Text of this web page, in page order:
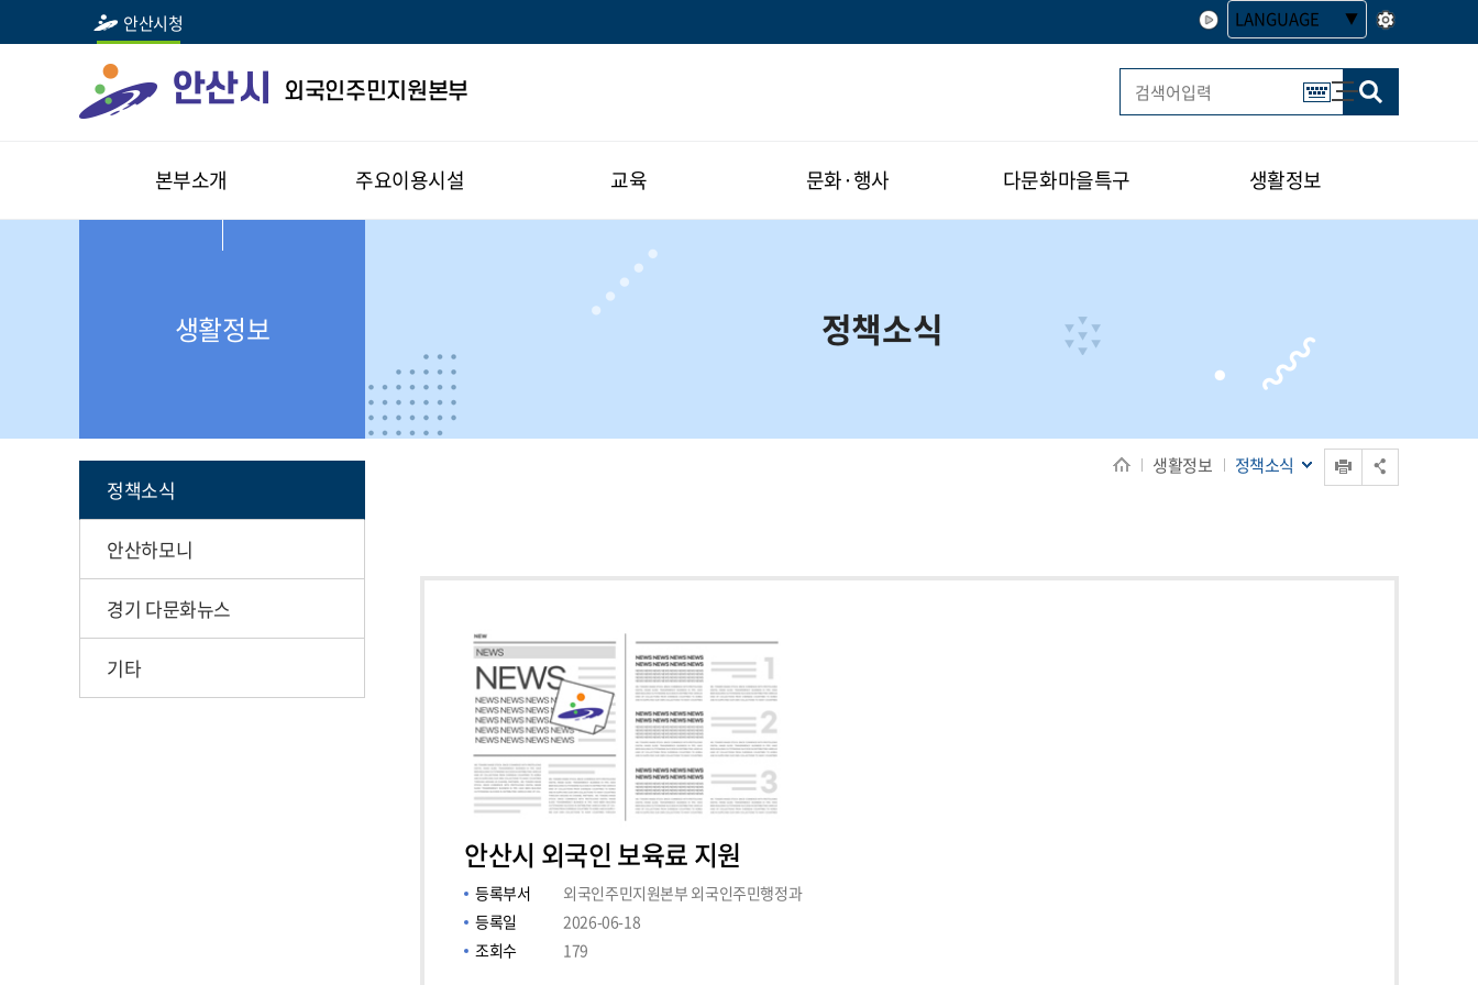
안산시청 LANGUAGE
안산시 외국인주민지원본부
본부소개 주요이용시설 교육 문화·행사 다문화마을특구 생활정보
생활정보 정책소식
생활정보 정책소식
정책소식
안산하모니
경기 다문화뉴스
기타
안산시 외국인 보육료 지원
등록부서
외국인주민지원본부 외국인주민행정과
등록일
2026-06-18
조회수
179